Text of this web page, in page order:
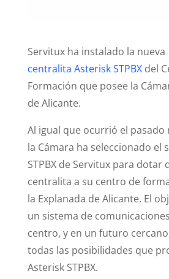
Servitux ha instalado la nueva
centralita Asterisk STPBXdel
Formación que posee la
de Alicante.
Al igual que ocurrió el pasado
la Cámara ha seleccionado el
STPBX de Servitux para dotar
centralita a su centro de
la Explanada de Alicante. El
un sistema de
centro, y en un futuro
todas las posibilidades que
Asterisk STPBX.